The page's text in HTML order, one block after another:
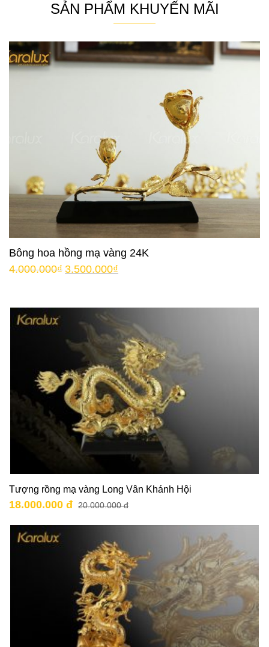
SẢN PHẨM KHUYẾN MÃI
Bông hoa hồng mạ vàng 24K
4.000.000₫ 3.500.000₫
Tượng rồng mạ vàng Long Vân Khánh Hội
18.000.000 đ 20.000.000 đ